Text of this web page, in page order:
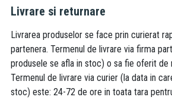
Livrare si returnare
Livrarea produselor se face prin curierat
partenera. Termenul de livrare via firma
produsele se afla in stoc) o sa fie oferit de
Termenul de livrare via curier (la data in
stoc) este: 24-72 de ore in toata tara